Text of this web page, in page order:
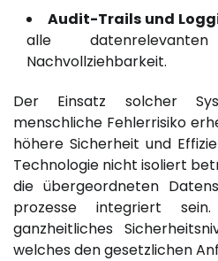
Audit-Trails und
alle
Nachvollziehbarkeit.
Der Einsatz solcher
menschliche Fehlerrisiko
höhere Sicherheit und
Technologie nicht isoliert
die übergeordneten
prozesse integriert
ganzheitliches
welches den gesetzlichen